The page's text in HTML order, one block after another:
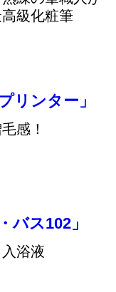
級化粧筆
リンター」
感！
バス102」
浴液